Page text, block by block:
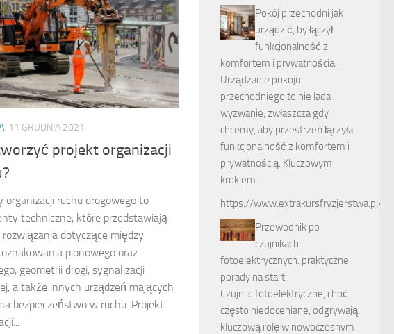
11 GRUDNIA 2021
projekt organizacji
organizacji ruchu drogowego to
techniczne, które przedstawiają
dotyczące między
pionowego oraz
geometrii drogi, sygnalizacji
a także innych urządzeń mających
bezpieczeństwo w ruchu. Projekt
Pokój przechodni jak
urządzić, by łączył
funkcjonalność z
komfortem i prywatnością
Urządzanie pokoju
przechodniego to nie lada
wyzwanie, zwłaszcza gdy
chcemy, aby przestrzeń łączyła
funkcjonalność z komfortem i
prywatnością. Kluczowym
krokiem …
https://www.extrakursfryzjerstwa.pl/
Przewodnik po
czujnikach
fotoelektrycznych: praktyczne
porady na start
Czujniki fotoelektryczne, choć
często niedoceniane, odgrywają
kluczową rolę w nowoczesnym